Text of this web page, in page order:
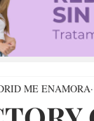
ME ENAMORA